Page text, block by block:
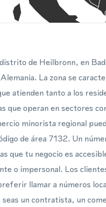
de Heilbronn, en
La zona se
atienden tanto a los
operan en sectores
minorista regional
de área 7132. Un
que tu negocio es
o impersonal. Los
llamar a números
un contratista, un